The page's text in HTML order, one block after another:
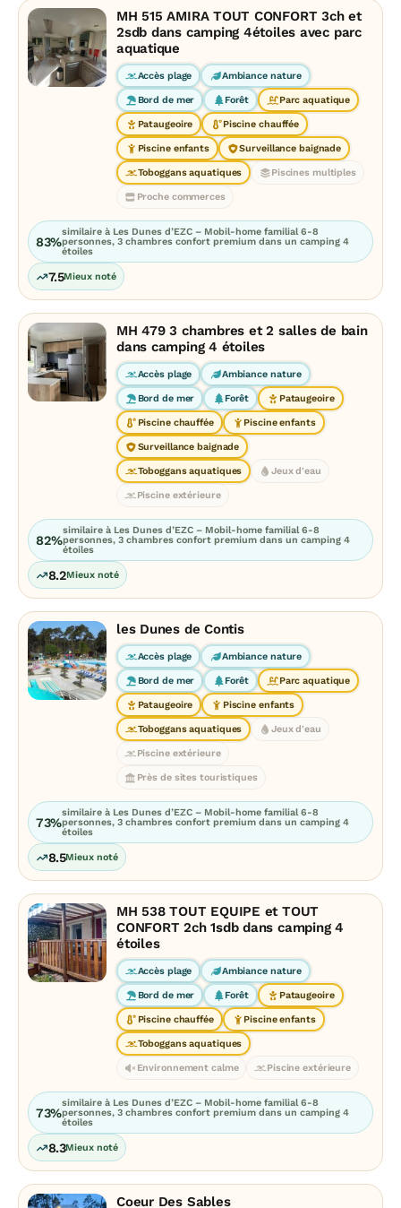
MH 515 AMIRA TOUT CONFORT 3ch et
2sdb dans camping 4étoiles avec parc
aquatique
Accès plage Ambiance nature
Bord de mer Forêt Parc aquatique
Pataugeoire Piscine chauffée
Piscine enfants Surveillance baignade
Toboggans aquatiques Piscines multiples
Proche commerces
83%
similaire à Les Dunes d’EZC – Mobil-home familial 6-8
personnes, 3 chambres confort premium dans un camping 4
étoiles
7.5Mieux noté
MH 479 3 chambres et 2 salles de bain
dans camping 4 étoiles
Accès plage Ambiance nature
Bord de mer Forêt Pataugeoire
Piscine chauffée Piscine enfants
Surveillance baignade
Toboggans aquatiques Jeux d'eau
Piscine extérieure
82%
similaire à Les Dunes d’EZC – Mobil-home familial 6-8
personnes, 3 chambres confort premium dans un camping 4
étoiles
8.2Mieux noté
les Dunes de Contis
Accès plage Ambiance nature
Bord de mer Forêt Parc aquatique
Pataugeoire Piscine enfants
Toboggans aquatiques Jeux d'eau
Piscine extérieure
Près de sites touristiques
73%
similaire à Les Dunes d’EZC – Mobil-home familial 6-8
personnes, 3 chambres confort premium dans un camping 4
étoiles
8.5Mieux noté
MH 538 TOUT EQUIPE et TOUT
CONFORT 2ch 1sdb dans camping 4
étoiles
Accès plage Ambiance nature
Bord de mer Forêt Pataugeoire
Piscine chauffée Piscine enfants
Toboggans aquatiques
Environnement calme Piscine extérieure
73%
similaire à Les Dunes d’EZC – Mobil-home familial 6-8
personnes, 3 chambres confort premium dans un camping 4
étoiles
8.3Mieux noté
Coeur Des Sables